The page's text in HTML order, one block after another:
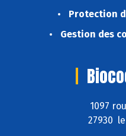
Protection
Gestion des
1097
27930